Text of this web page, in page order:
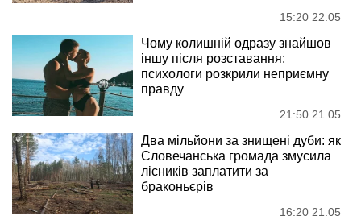
15:20 22.05
Чому колишній одразу знайшов
іншу після розставання:
психологи розкрили неприємну
правду
21:50 21.05
Два мільйони за знищені дуби: як
Словечанська громада змусила
лісників заплатити за
браконьєрів
16:20 21.05